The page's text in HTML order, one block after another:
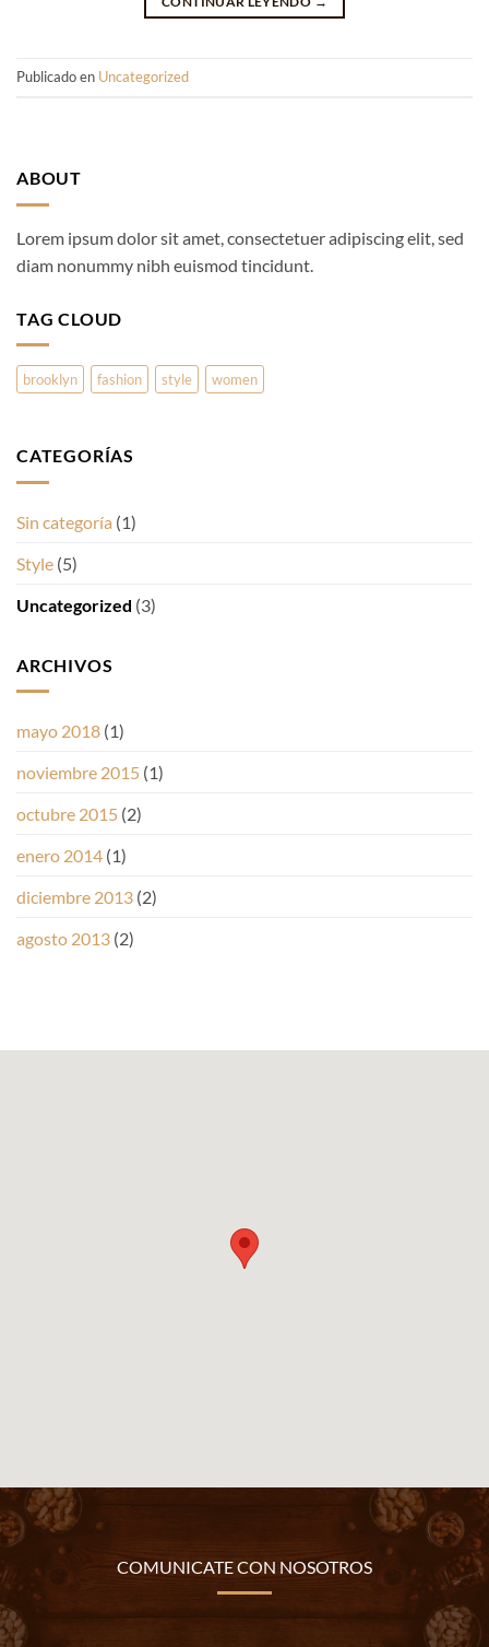
Publicado en Uncategorized
ABOUT
Lorem ipsum dolor sit amet, consectetuer adipiscing elit, sed
diam nonummy nibh euismod tincidunt.
TAG CLOUD
brooklyn fashion style women
CATEGORÍAS
Sin categoría (1)
Style (5)
Uncategorized (3)
ARCHIVOS
mayo 2018 (1)
noviembre 2015 (1)
octubre 2015 (2)
enero 2014 (1)
diciembre 2013 (2)
agosto 2013 (2)
COMUNICATE CON NOSOTROS